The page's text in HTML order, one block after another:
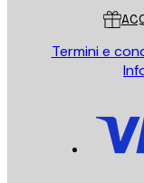
Termini e